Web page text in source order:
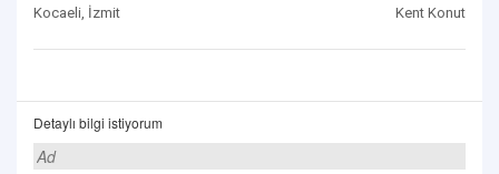
Kocaeli, İzmit Kent Konut
Detaylı bilgi istiyorum